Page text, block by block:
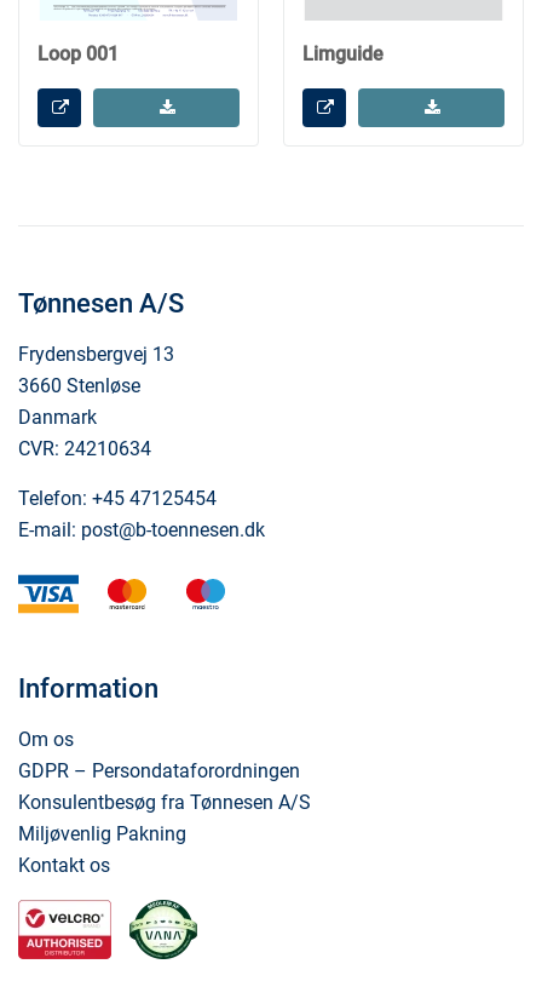
Loop 001 Limguide
Tønnesen A/S
Frydensbergvej 13
3660 Stenløse
Danmark
CVR: 24210634
Telefon: +45 47125454
E-mail: post@b-toennesen.dk
visa mastercard
Information
Om os
GDPR – Persondataforordningen
Konsulentbesøg fra Tønnesen A/S
Miljøvenlig Pakning
Kontakt os